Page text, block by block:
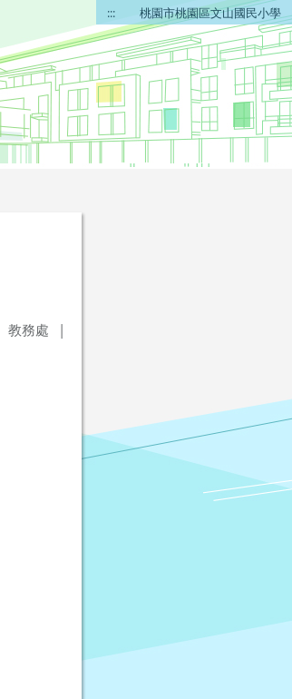
::: 桃園市桃園區文山國民小學
教務處 |